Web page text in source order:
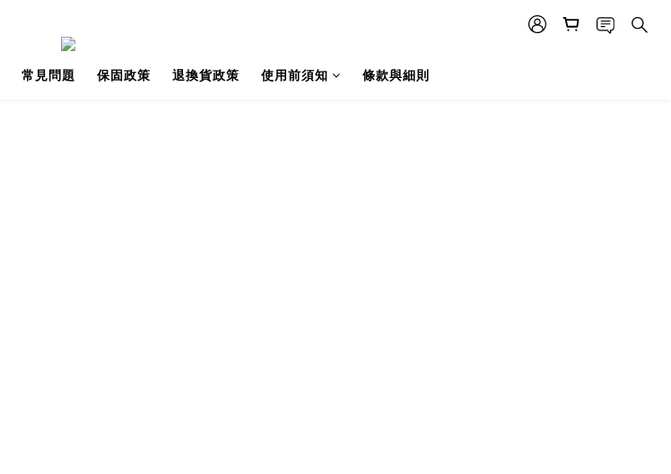
常見問題 保固政策 退換貨政策 使用前須知 條款與細則